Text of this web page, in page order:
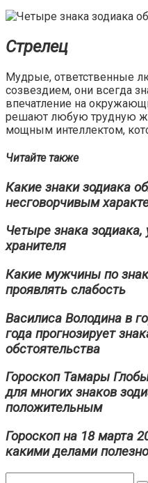
Стрелец
Мудрые, ответственные
созвездием, они всегда
впечатление на
решают любую трудную
мощным интеллектом,
Читайте также
Какие знаки зодиака
несговорчивым
Четыре знака зодиака,
хранителя
Какие мужчины по
проявлять слабость
Василиса Володина в
года прогнозирует
обстоятельства
Гороскоп Тамары
для многих знаков
положительным
Гороскоп на 18 марта
какими делами